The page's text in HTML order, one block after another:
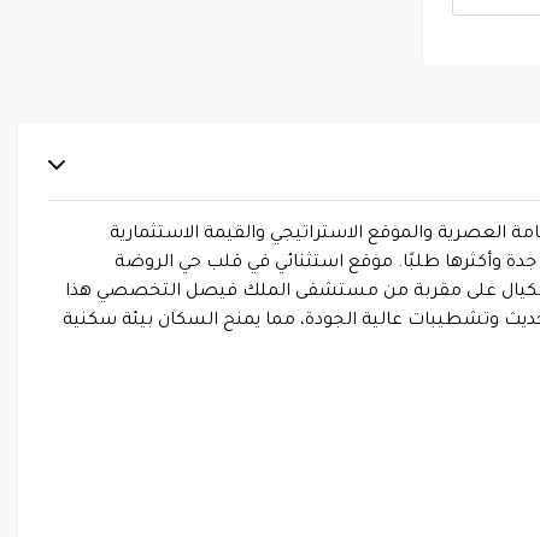
والموقع الاستراتيجي والقيمة الاستثمارية
وأكثرها طلبًا. موقع استثنائي في قلب حي الروضة
الكيال على مقربة من مستشفى الملك فيصل التخصصي هذا
وتشطيبات عالية الجودة، مما يمنح السكان بيئة سكنية